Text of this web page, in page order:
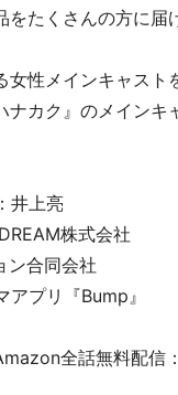
たくさんの方に届
性メインキャスト
カク』のメインキ
井上亮
株式会社
ン合同会社
プリ『Bump』
全話無料配信：